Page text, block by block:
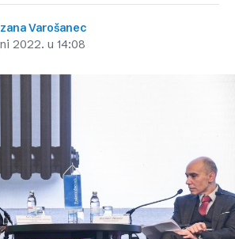
Varošanec
2022. u 14:08